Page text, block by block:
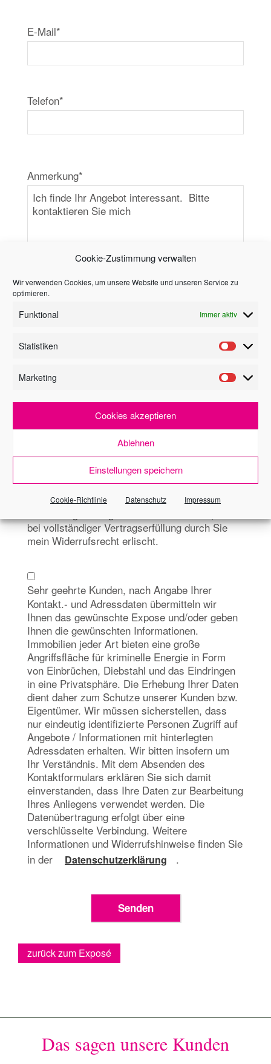
Cookie-Zustimmung verwalten
Wir verwenden Cookies, um unsere Website und unseren Service zu
optimieren.
Funktional Immer aktiv
Statistiken
Marketing
Cookies akzeptieren
Ablehnen
Einstellungen speichern
Cookie-Richtlinie Datenschutz Impressum
E-Mail*
Telefon*
Anmerkung*
Widerrufsrecht
Verbraucher*
Die Widerrufsbelehrung habe ich vollständig
zur Kenntnis genommen.
Ich bin dennoch einverstanden und bitte Sie,
dass Sie vor Ende der Widerrufsfrist mit der
bei vollständiger Vertragserfüllung durch Sie
mein Widerrufsrecht erlischt.
Sehr geehrte Kunden, nach Angabe Ihrer
Kontakt.- und Adressdaten übermitteln wir
Ihnen das gewünschte Expose und/oder geben
Ihnen die gewünschten Informationen.
Immobilien jeder Art bieten eine große
Angriffsfläche für kriminelle Energie in Form
von Einbrüchen, Diebstahl und das Eindringen
in eine Privatsphäre. Die Erhebung Ihrer Daten
dient daher zum Schutze unserer Kunden bzw.
Eigentümer. Wir müssen sicherstellen, dass
nur eindeutig identifizierte Personen Zugriff auf
Angebote / Informationen mit hinterlegten
Adressdaten erhalten. Wir bitten insofern um
Ihr Verständnis. Mit dem Absenden des
Kontaktformulars erklären Sie sich damit
einverstanden, dass Ihre Daten zur Bearbeitung
Ihres Anliegens verwendet werden. Die
Datenübertragung erfolgt über eine
verschlüsselte Verbindung. Weitere
Informationen und Widerrufshinweise finden Sie
in der
Datenschutzerklärung .
zurück zum Exposé
Das sagen unsere Kunden